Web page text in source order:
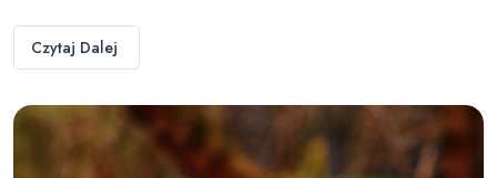
Czytaj Dalej